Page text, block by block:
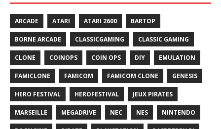
ARCADE ATARI ATARI 2600 BARTOP
BORNE ARCADE CLASSICGAMING CLASSIC GAMING
CLONE COINOPS COIN OPS DIY EMULATION
FAMICLONE FAMICOM FAMICOM CLONE GENESIS
HERO FESTIVAL HEROFESTIVAL JEUX PIRATES
MARSEILLE MEGADRIVE NEC NES NINTENDO